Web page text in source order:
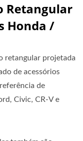
Retangular
Honda /
retangular projetada
de acessórios
de
Civic, CR-V e